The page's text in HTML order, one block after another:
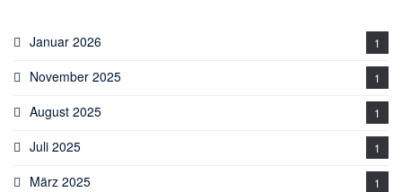
Januar 2026 1
November 2025 1
August 2025 1
Juli 2025 1
März 2025 1